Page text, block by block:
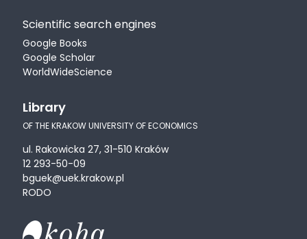
Scientific search engines
Google Books
Google Scholar
WorldWideScience
Library
OF THE KRAKOW UNIVERSITY OF ECONOMICS
ul. Rakowicka 27, 31-510 Kraków
12 293-50-09
bguek@uek.krakow.pl
RODO